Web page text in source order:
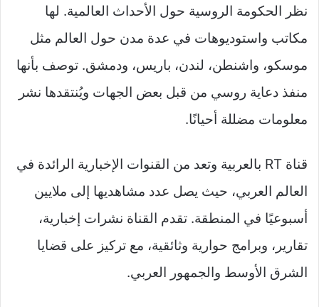
نظر الحكومة الروسية حول الأحداث العالمية. لها
مكاتب واستوديوهات في عدة مدن حول العالم مثل
موسكو، واشنطن، لندن، باريس، ودمشق. توصف بأنها
منفذ دعاية روسي من قبل بعض الجهات ويُنتقدها نشر
معلومات مضللة أحيانًا.
قناة RT بالعربية وتعد من القنوات الإخبارية الرائدة في
العالم العربي، حيث يصل عدد مشاهديها إلى ملايين
أسبوعيًا في المنطقة. تقدم القناة نشرات إخبارية،
تقارير، وبرامج حوارية وثائقية، مع تركيز على قضايا
الشرق الأوسط والجمهور العربي.